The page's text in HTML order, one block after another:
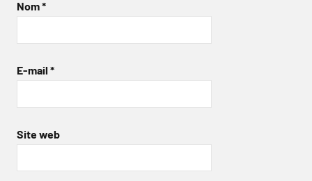
Nom*
E-mail *
Site web